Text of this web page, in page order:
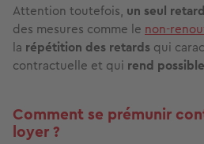
Attention toutefois, un seul
des mesures comme le non-
la répétition des retards qui
contractuelle et qui rend
Comment se prémunir
loyer ?